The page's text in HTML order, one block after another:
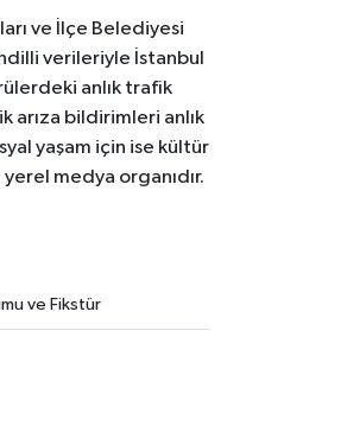
ve İlçe Belediyesi
verileriyle İstanbul
anlık trafik
arıza bildirimleri anlık
yaşam için ise kültür
medya organıdır.
ve Fikstür